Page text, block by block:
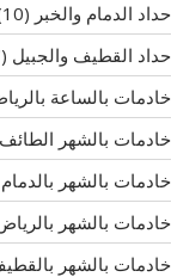
حداد الدمام والخبر (10)
حداد القطيف والجبيل (17)
خادمات بالساعة
خادمات بالشهر
خادمات بالشهر بالدمام
خادمات بالشهر
خادمات بالشهر